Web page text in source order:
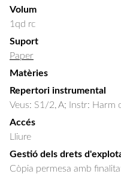
Volum
1qd rc
Suport
Paper
Matèries
Repertori instrumental
Veus: S1/2, A; Instr: Harm
Accés
Lliure
Gestió dels drets
Còpia permesa amb